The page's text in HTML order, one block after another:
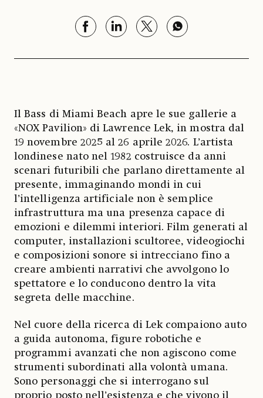
Il Bass di Miami Beach apre le sue gallerie a
«NOX Pavilion» di Lawrence Lek, in mostra dal
19 novembre 2025 al 26 aprile 2026. L’artista
londinese nato nel 1982 costruisce da anni
scenari futuribili che parlano direttamente al
presente, immaginando mondi in cui
l’intelligenza artificiale non è semplice
infrastruttura ma una presenza capace di
emozioni e dilemmi interiori. Film generati al
computer, installazioni scultoree, videogiochi
e composizioni sonore si intrecciano fino a
creare ambienti narrativi che avvolgono lo
spettatore e lo conducono dentro la vita
segreta delle macchine.
Nel cuore della ricerca di Lek compaiono auto
a guida autonoma, figure robotiche e
programmi avanzati che non agiscono come
strumenti subordinati alla volontà umana.
Sono personaggi che si interrogano sul
proprio posto nell’esistenza e che vivono il